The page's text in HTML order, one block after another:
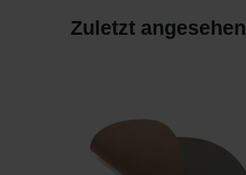
Zuletzt angesehen